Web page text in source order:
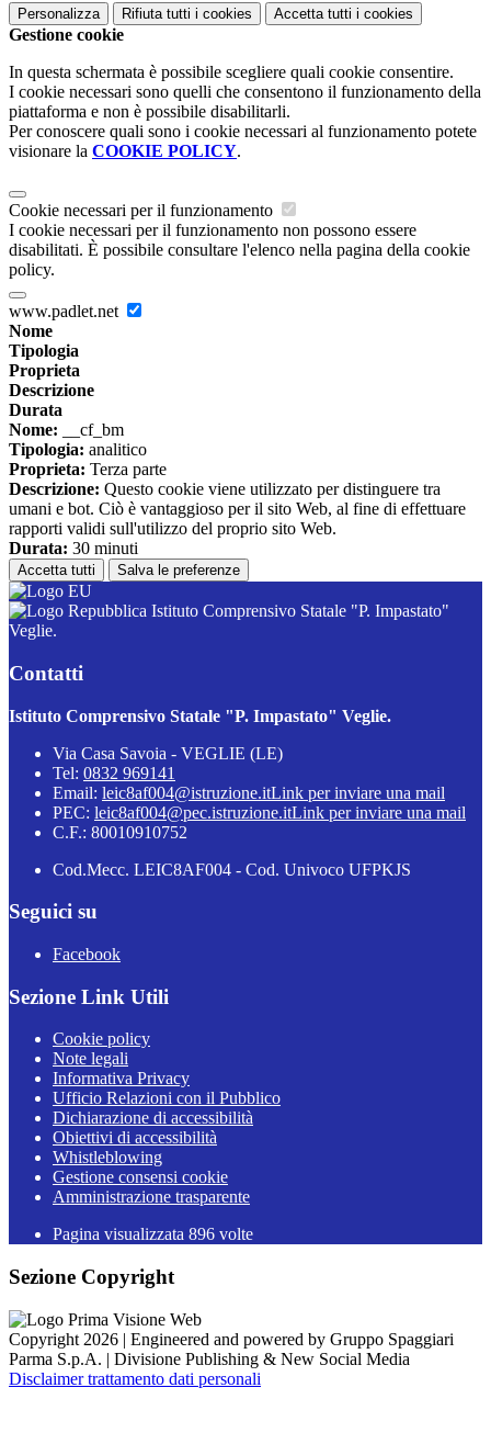
Personalizza Rifiuta tutti i cookies Accetta tutti i cookies
Gestione cookie
In questa schermata è possibile scegliere quali cookie consentire.
I cookie necessari sono quelli che consentono il funzionamento della
piattaforma e non è possibile disabilitarli.
Per conoscere quali sono i cookie necessari al funzionamento potete
visionare la COOKIE POLICY.
Cookie necessari per il funzionamento
I cookie necessari per il funzionamento non possono essere
disabilitati. È possibile consultare l'elenco nella pagina della cookie
policy.
www.padlet.net
Nome
Tipologia
Proprieta
Descrizione
Durata
Nome: __cf_bm
Tipologia: analitico
Proprieta: Terza parte
Descrizione: Questo cookie viene utilizzato per distinguere tra
umani e bot. Ciò è vantaggioso per il sito Web, al fine di effettuare
rapporti validi sull'utilizzo del proprio sito Web.
Durata: 30 minuti
Accetta tutti Salva le preferenze
Istituto Comprensivo Statale "P. Impastato"
Veglie.
Contatti
Istituto Comprensivo Statale "P. Impastato" Veglie.
Via Casa Savoia - VEGLIE (LE)
Tel: 0832 969141
Email: leic8af004@istruzione.itLink per inviare una mail
PEC: leic8af004@pec.istruzione.itLink per inviare una mail
C.F.: 80010910752
Cod.Mecc. LEIC8AF004 - Cod. Univoco UFPKJS
Seguici su
Facebook
Sezione Link Utili
Cookie policy
Note legali
Informativa Privacy
Ufficio Relazioni con il Pubblico
Dichiarazione di accessibilità
Obiettivi di accessibilità
Whistleblowing
Gestione consensi cookie
Amministrazione trasparente
Pagina visualizzata 896 volte
Sezione Copyright
Copyright 2026 | Engineered and powered by Gruppo Spaggiari
Parma S.p.A. | Divisione Publishing & New Social Media
Disclaimer trattamento dati personali